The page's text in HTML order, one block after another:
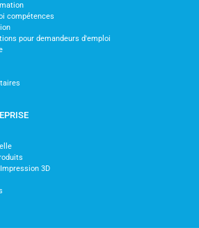
compétences
pour demandeurs d'emploi
3D